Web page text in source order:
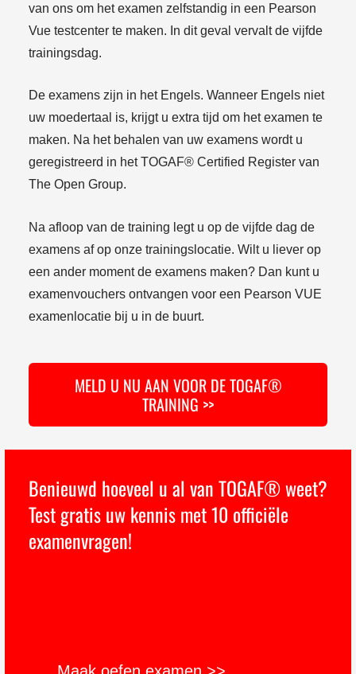
van ons om het examen zelfstandig in een Pearson
Vue testcenter te maken. In dit geval vervalt de vijfde
trainingsdag.
De examens zijn in het Engels. Wanneer Engels niet
uw moedertaal is, krijgt u extra tijd om het examen te
maken. Na het behalen van uw examens wordt u
geregistreerd in het TOGAF® Certified Register van
The Open Group.
Na afloop van de training legt u op de vijfde dag de
examens af op onze trainingslocatie. Wilt u liever op
een ander moment de examens maken? Dan kunt u
examenvouchers ontvangen voor een Pearson VUE
examenlocatie bij u in de buurt.
MELD U NU AAN VOOR DE TOGAF®
TRAINING >>
Benieuwd hoeveel u al van TOGAF® weet?
Test gratis uw kennis met 10 officiële
examenvragen!